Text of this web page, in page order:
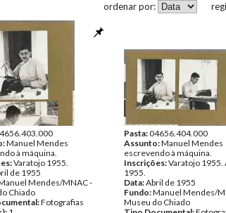
ordenar por:
Manuel Mendes
à máquina.
Varatojo 1955.
de 1955
Mendes/MNAC -
Chiado
Fotografias
Pasta:04656.404.000
Assunto:Manuel Mendes
escrevendo à máquina.
Inscrições:Varatojo 1955.
1955.
Data:Abril de 1955
Fundo:Manuel Mendes/
Museu do Chiado